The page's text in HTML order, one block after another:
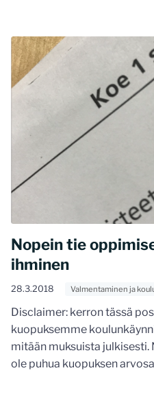
Nopein tie
ihminen
28.3.2018 Valmentaminen ja
Disclaimer: kerron tässä
kuopuksemme
mitään muksuista
ole puhua kuopuksen